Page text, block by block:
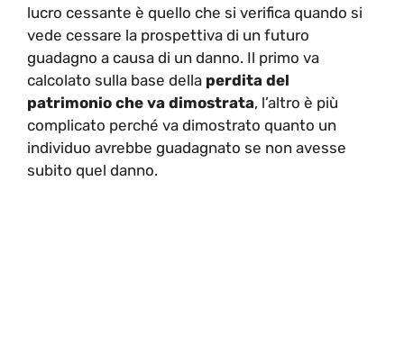
lucro cessante è quello che si verifica quando si
vede cessare la prospettiva di un futuro
guadagno a causa di un danno. Il primo va
calcolato sulla base della perdita del
patrimonio che va dimostrata, l’altro è più
complicato perché va dimostrato quanto un
individuo avrebbe guadagnato se non avesse
subito quel danno.